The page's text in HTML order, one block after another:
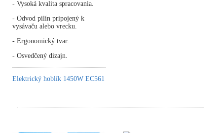
- Vysoká kvalita spracovania.
- Odvod pilín pripojený k
vysávaču alebo vrecku.
- Ergonomický tvar.
- Osvedčený dizajn.
Elektrický hoblík 1450W EC561